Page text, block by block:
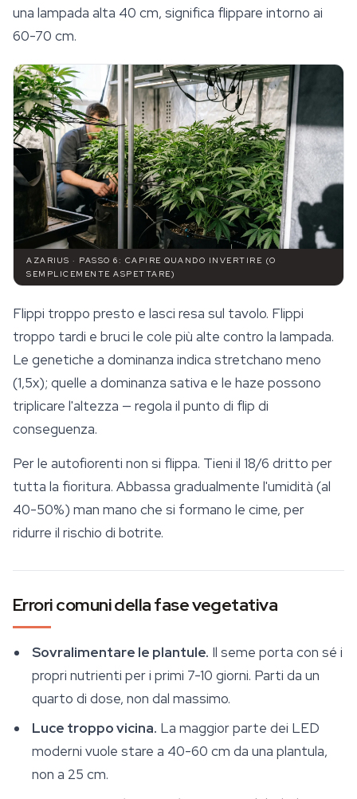
una lampada alta 40 cm, significa flippare intorno ai
60-70 cm.
AZARIUS · PASSO 6: CAPIRE QUANDO INVERTIRE (O
SEMPLICEMENTE ASPETTARE)
Flippi troppo presto e lasci resa sul tavolo. Flippi
troppo tardi e bruci le cole più alte contro la lampada.
Le genetiche a dominanza indica stretchano meno
(1,5x); quelle a dominanza sativa e le haze possono
triplicare l'altezza — regola il punto di flip di
conseguenza.
Per le autofiorenti non si flippa. Tieni il 18/6 dritto per
tutta la fioritura. Abbassa gradualmente l'umidità (al
40-50%) man mano che si formano le cime, per
ridurre il rischio di botrite.
Errori comuni della fase vegetativa
Sovralimentare le plantule. Il seme porta con sé i
propri nutrienti per i primi 7-10 giorni. Parti da un
quarto di dose, non dal massimo.
Luce troppo vicina. La maggior parte dei LED
moderni vuole stare a 40-60 cm da una plantula,
non a 25 cm.